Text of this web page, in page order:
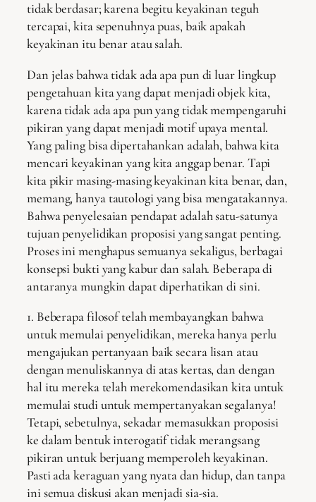
tidak berdasar; karena begitu keyakinan teguh
tercapai, kita sepenuhnya puas, baik apakah
keyakinan itu benar atau salah.
Dan jelas bahwa tidak ada apa pun di luar lingkup
pengetahuan kita yang dapat menjadi objek kita,
karena tidak ada apa pun yang tidak mempengaruhi
pikiran yang dapat menjadi motif upaya mental.
Yang paling bisa dipertahankan adalah, bahwa kita
mencari keyakinan yang kita anggap benar. Tapi
kita pikir masing-masing keyakinan kita benar, dan,
memang, hanya tautologi yang bisa mengatakannya.
Bahwa penyelesaian pendapat adalah satu-satunya
tujuan penyelidikan proposisi yang sangat penting.
Proses ini menghapus semuanya sekaligus, berbagai
konsepsi bukti yang kabur dan salah. Beberapa di
antaranya mungkin dapat diperhatikan di sini.
1. Beberapa filosof telah membayangkan bahwa
untuk memulai penyelidikan, mereka hanya perlu
mengajukan pertanyaan baik secara lisan atau
dengan menuliskannya di atas kertas, dan dengan
hal itu mereka telah merekomendasikan kita untuk
memulai studi untuk mempertanyakan segalanya!
Tetapi, sebetulnya, sekadar memasukkan proposisi
ke dalam bentuk interogatif tidak merangsang
pikiran untuk berjuang memperoleh keyakinan.
Pasti ada keraguan yang nyata dan hidup, dan tanpa
ini semua diskusi akan menjadi sia-sia.